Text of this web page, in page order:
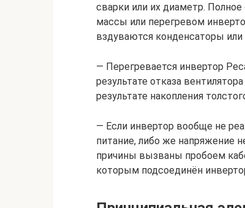
сварки или их диаметр.
массы или перегревом
вздуваются конденсаторы или
— Перегревается инвертор
результате отказа
результате накопления
— Если инвертор вообще не
питание, либо же напряжение
причины вызваны пробоем
которым подсоединён